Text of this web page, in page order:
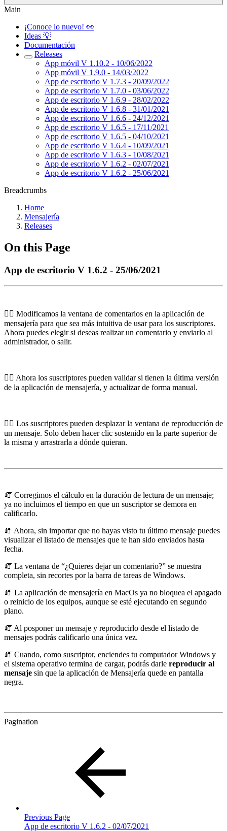
Main
¡Conoce lo nuevo! 👀
Ideas 💡
Documentación
Releases
App móvil V 1.10.2 - 10/06/2022
App móvil V 1.9.0 - 14/03/2022
App de escritorio V 1.7.3 - 20/09/2022
App de escritorio V 1.7.0 - 03/06/2022
App de escritorio V 1.6.9 - 28/02/2022
App de escritorio V 1.6.8 - 31/01/2021
App de escritorio V 1.6.6 - 24/12/2021
App de escritorio V 1.6.5 - 17/11/2021
App de escritorio V 1.6.5 - 04/10/2021
App de escritorio V 1.6.4 - 10/09/2021
App de escritorio V 1.6.3 - 10/08/2021
App de escritorio V 1.6.2 - 02/07/2021
App de escritorio V 1.6.2 - 25/06/2021
Breadcrumbs
Home
Mensajería
Releases
On this Page
App de escritorio V 1.6.2 - 25/06/2021
🏌️‍♂️ Modificamos la ventana de comentarios en la aplicación de
mensajería para que sea más intuitiva de usar para los suscriptores.
Ahora puedes elegir si deseas realizar un comentario y enviarlo al
administrador, o salir.
🏌️‍♂️ Ahora los suscriptores pueden validar si tienen la última versión
de la aplicación de mensajería, y actualizar de forma manual.
🏌️‍♂️ Los suscriptores pueden desplazar la ventana de reproducción de
un mensaje. Solo deben hacer clic sostenido en la parte superior de
la misma y arrastrarla a dónde quieran.
🧯 Corregimos el cálculo en la duración de lectura de un mensaje;
ya no incluimos el tiempo en que un suscriptor se demora en
calificarlo.
🧯 Ahora, sin importar que no hayas visto tu último mensaje puedes
visualizar el listado de mensajes que te han sido enviados hasta
fecha.
🧯 La ventana de “¿Quieres dejar un comentario?” se muestra
completa, sin recortes por la barra de tareas de Windows.
🧯 La aplicación de mensajería en MacOs ya no bloquea el apagado
o reinicio de los equipos, aunque se esté ejecutando en segundo
plano.
🧯 Al posponer un mensaje y reproducirlo desde el listado de
mensajes podrás calificarlo una única vez.
🧯 Cuando, como suscriptor, enciendes tu computador Windows y
el sistema operativo termina de cargar, podrás darle reproducir al
mensaje sin que la aplicación de Mensajería quede en pantalla
negra.
Pagination
Previous Page
App de escritorio V 1.6.2 - 02/07/2021